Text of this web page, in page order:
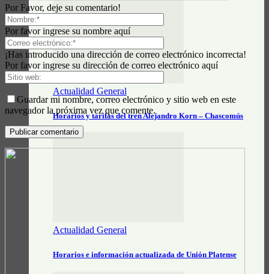
Actualidad General
Horarios y tarifas del tren Alejandro Korn – Chascomús
Actualidad General
Horarios e información actualizada de Unión Platense
Por Favor, deje su comentario!
Por favor ingrese su nombre aquí
¡Has introducido una dirección de correo electrónico incorrecta!
Por favor ingrese su dirección de correo electrónico aquí
Guardar mi nombre, correo electrónico y sitio web en este
navegador la próxima vez que comente.